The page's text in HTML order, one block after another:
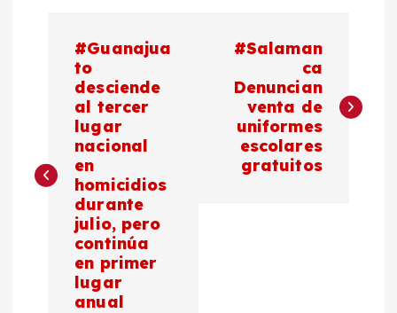
e
#Guanajua
to
desciende
al tercer
lugar
nacional
en
homicidios
durante
julio, pero
continúa
en primer
lugar
anual
#Salaman
ca
Denuncian
venta de
uniformes
escolares
gratuitos